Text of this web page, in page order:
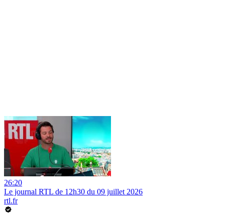
26:20
Le journal RTL de 12h30 du 09 juillet 2026
rtl.fr